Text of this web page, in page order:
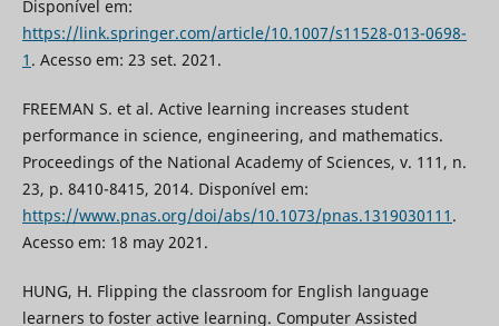
Disponível em:
https://link.springer.com/article/10.1007/s11528-013-0698-
1 . Acesso em: 23 set. 2021.
FREEMAN S. et al. Active learning increases student
performance in science, engineering, and mathematics.
Proceedings of the National Academy of Sciences, v. 111, n.
23, p. 8410-8415, 2014. Disponível em:
https://www.pnas.org/doi/abs/10.1073/pnas.1319030111 .
Acesso em: 18 may 2021.
HUNG, H. Flipping the classroom for English language
learners to foster active learning. Computer Assisted